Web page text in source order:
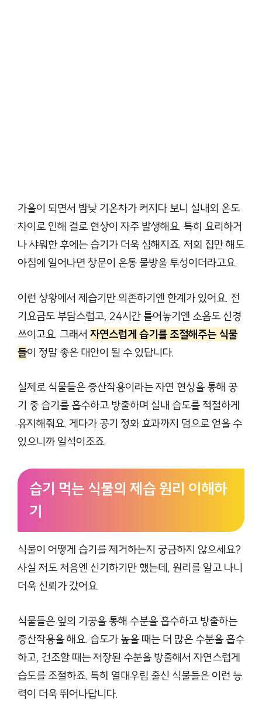
가을이 되면서 밤낮 기온차가 커지다 보니 실내외 온도
차이로 인해 결로 현상이 자주 발생해요. 특히 요리하거
나 샤워한 후에는 습기가 더욱 심해지죠. 저희 집만 해도
아침에 일어나면 창문이 온통 물방울 투성이더라고요.
이런 상황에서 제습기만 의존하기엔 한계가 있어요. 전
기요금도 부담스럽고, 24시간 틀어놓기엔 소음도 신경
쓰이고요. 그래서 자연스럽게 습기를 조절해주는 식물
들이 정말 좋은 대안이 될 수 있답니다.
실제로 식물들은 증산작용이라는 자연 현상을 통해 공
기 중 습기를 흡수하고 방출하며 실내 습도를 적절하게
유지해줘요. 게다가 공기 정화 효과까지 덤으로 얻을 수
있으니까 일석이조죠.
습기 먹는 식물의 제습 원리 이해하
기
식물이 어떻게 습기를 제거하는지 궁금하지 않으세요?
사실 저도 처음엔 신기하기만 했는데, 원리를 알고 나니
더욱 신뢰가 갔어요.
식물들은 잎의 기공을 통해 수분을 흡수하고 방출하는
증산작용을 해요. 습도가 높을 때는 더 많은 수분을 흡수
하고, 건조할 때는 저장된 수분을 방출해서 자연스럽게
습도를 조절하죠. 특히 열대우림 출신 식물들은 이런 능
력이 더욱 뛰어나답니다.